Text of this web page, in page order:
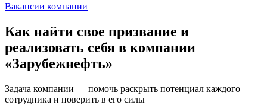
Вакансии компании
Как найти свое призвание и
реализовать себя в компании
«Зарубежнефть»
Задача компании — помочь раскрыть потенциал каждого
сотрудника и поверить в его силы